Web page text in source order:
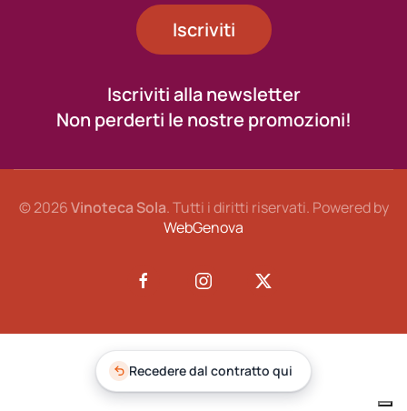
Iscriviti
Iscriviti alla newsletter
Non perderti le nostre promozioni!
©2026Vinoteca Sola. Tutti i diritti riservati. Powered by
WebGenova
Recedere dal contratto qui